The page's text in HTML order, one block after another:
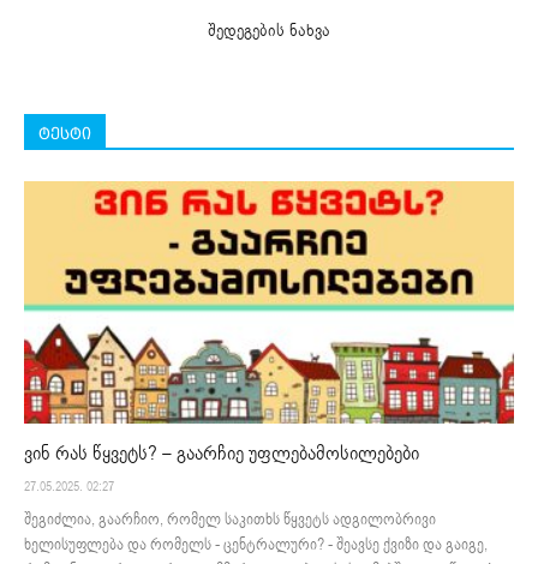
შედეგების ნახვა
ტესტი
ვინ რას წყვეტს? – გაარჩიე უფლებამოსილებები
27.05.2025. 02:27
შეგიძლია, გაარჩიო, რომელ საკითხს წყვეტს ადგილობრივი
ხელისუფლება და რომელს - ცენტრალური? - შეავსე ქვიზი და გაიგე,